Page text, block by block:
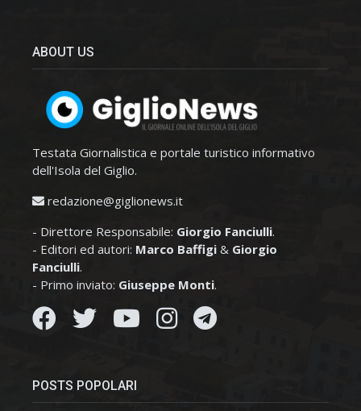
ABOUT US
Testata Giornalistica e portale turistico informativo
dell'Isola del Giglio.
redazione@giglionews.it
- Direttore Responsabile: Giorgio Fanciulli.
- Editori ed autori: Marco Baffigi & Giorgio
Fanciulli.
- Primo inviato: Giuseppe Monti.
POSTS POPOLARI